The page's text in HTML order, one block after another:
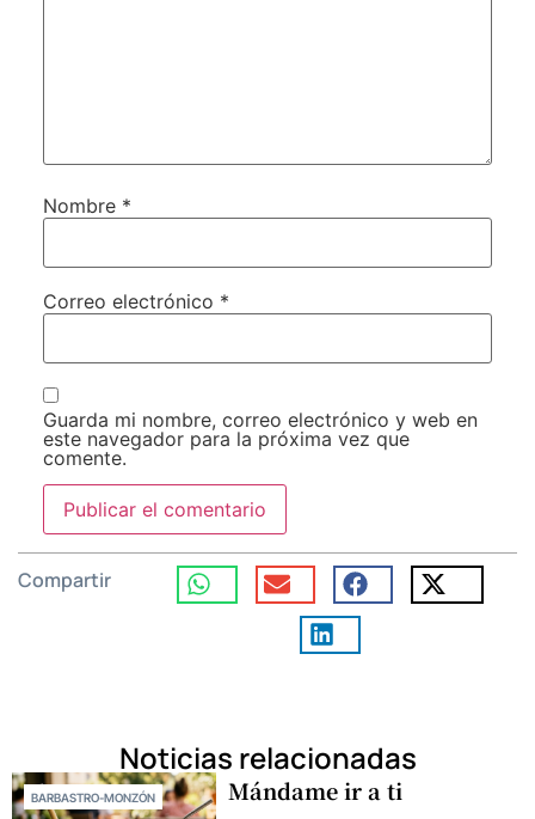
Nombre *
Correo electrónico *
Guarda mi nombre, correo electrónico y web en
este navegador para la próxima vez que
comente.
Compartir
Noticias relacionadas
BARBASTRO-MONZÓN Mándame ir a ti